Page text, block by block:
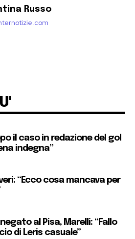
Russo
il caso in redazione del gol
indegna”
“Ecco cosa mancava per
al Pisa, Marelli: “Fallo
di Leris casuale”